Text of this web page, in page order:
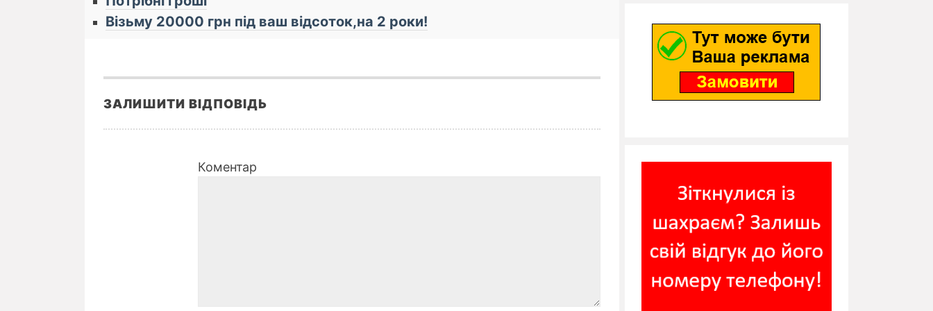
Візьму 20000 грн під ваш відсоток,на 2 роки!
ЗАЛИШИТИ ВІДПОВІДЬ
Коментар